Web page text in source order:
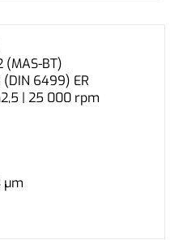
(MAS-BT)
(DIN 6499) ER
| 25 000 rpm
µm